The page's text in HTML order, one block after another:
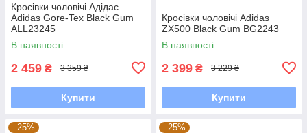
Кросівки чоловічі Адідас
Adidas Gore-Tex Black Gum
ALL23245
В наявності
2 459 ₴ 3 359 ₴
Купити
Кросівки чоловічі Adidas
ZX500 Black Gum BG2243
В наявності
2 399 ₴ 3 229 ₴
Купити
–25% –25%